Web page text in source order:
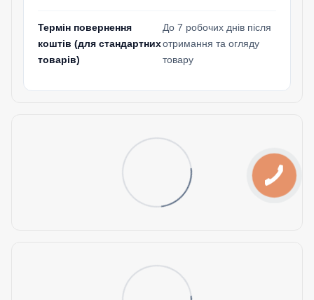
Термін повернення
коштів (для стандартних
товарів)
До 7 робочих днів після
отримання та огляду
товару